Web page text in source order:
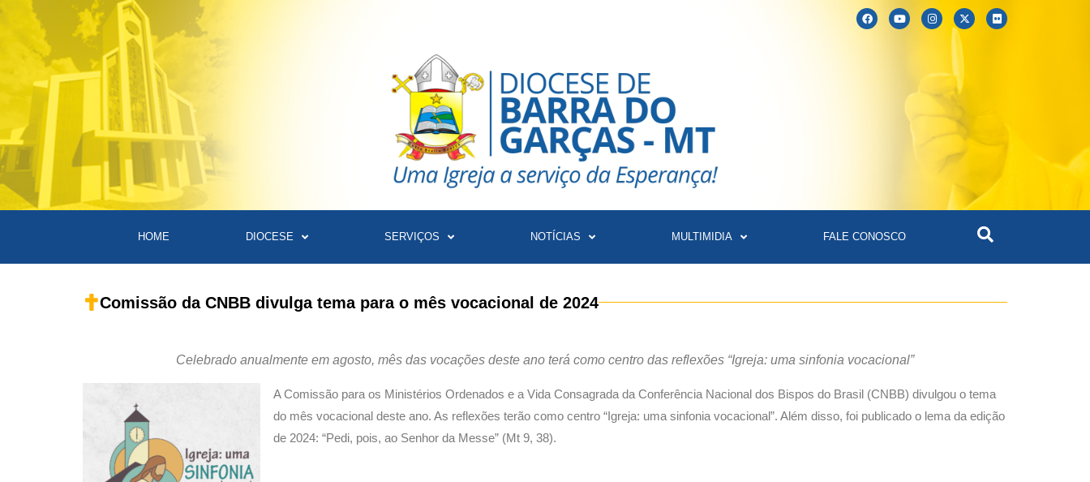
HOME DIOCESE SERVIÇOS NOTÍCIAS MULTIMIDIA FALE CONOSCO
Comissão da CNBB divulga tema para o mês vocacional de 2024
Celebrado anualmente em agosto, mês das vocações deste ano terá como centro das reflexões “Igreja: uma sinfonia vocacional”
A Comissão para os Ministérios Ordenados e a Vida Consagrada da Conferência Nacional dos Bispos do Brasil (CNBB) divulgou o tema
do mês vocacional deste ano. As reflexões terão como centro “Igreja: uma sinfonia vocacional”. Além disso, foi publicado o lema da edição
de 2024: “Pedi, pois, ao Senhor da Messe” (Mt 9, 38).